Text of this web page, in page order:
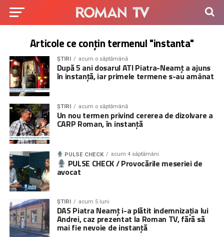
Articole ce conțin termenul "instanta"
ȘTIRI acum o săptămână
După 5 ani dosarul ATI Piatra-Neamț a ajuns
în instanță, iar primele termene s-au amânat
ȘTIRI acum o săptămână
Un nou termen privind cererea de dizolvare a
CARP Roman, în instanță
PULSE CHECK acum 4 săptămâni
PULSE CHECK / Provocările meseriei de
avocat
ȘTIRI acum 5 luni
DAS Piatra Neamț i-a plătit indemnizația lui
Andrei, caz prezentat la Roman TV, fără să
mai fie nevoie de instanță